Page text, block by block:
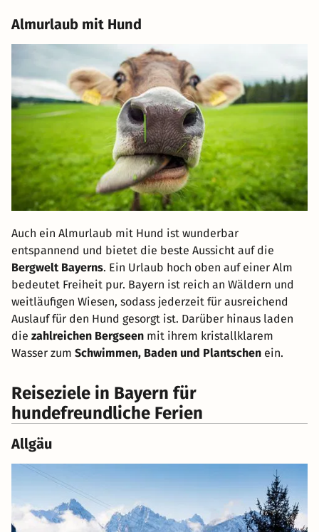
Almurlaub mit Hund
Auch ein Almurlaub mit Hund ist wunderbar
entspannend und bietet die beste Aussicht auf die
Bergwelt Bayerns. Ein Urlaub hoch oben auf einer Alm
bedeutet Freiheit pur. Bayern ist reich an Wäldern und
weitläufigen Wiesen, sodass jederzeit für ausreichend
Auslauf für den Hund gesorgt ist. Darüber hinaus laden
die zahlreichen Bergseen mit ihrem kristallklarem
Wasser zum Schwimmen, Baden und Plantschen ein.
Reiseziele in Bayern für
hundefreundliche Ferien
Allgäu